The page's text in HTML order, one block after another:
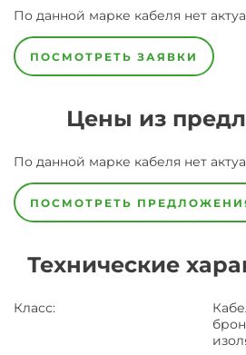
По данной марке кабеля нет
ПОСМОТРЕТЬ ЗАЯВКИ
Цены из
По данной марке кабеля нет
ПОСМОТРЕТЬ
Технические
Класс: